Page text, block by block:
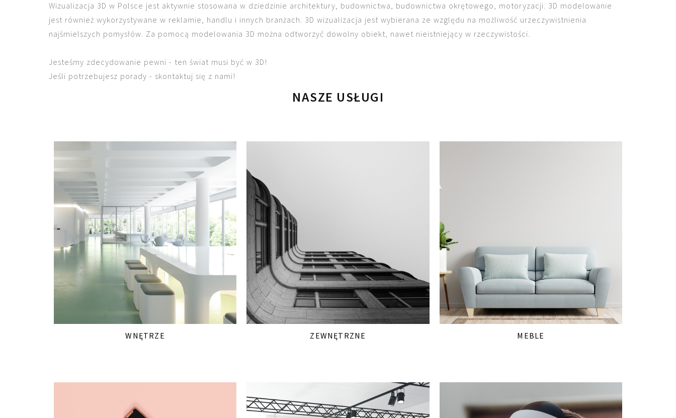
Wizualizacja 3D w Polsce jest aktywnie stosowana w dziedzinie architektury, budownictwa, budownictwa okrętowego, motoryzacji. 3D modelowanie
jest również wykorzystywane w reklamie, handlu i innych branżach. 3D wizualizacja jest wybierana ze względu na możliwość urzeczywistnienia
najśmielszych pomysłów. Za pomocą modelowania 3D można odtworzyć dowolny obiekt, nawet nieistniejący w rzeczywistości.
Jesteśmy zdecydowanie pewni - ten świat musi być w 3D!
Jeśli potrzebujesz porady - skontaktuj się z nami!
NASZE USŁUGI
WNĘTRZE ZEWNĘTRZNE MEBLE